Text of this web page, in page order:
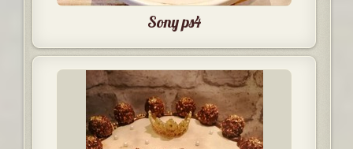
Sony ps4